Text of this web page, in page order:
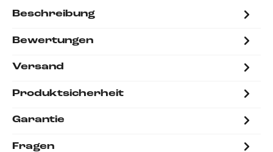
Beschreibung
Bewertungen
Versand
Produktsicherheit
Garantie
Fragen